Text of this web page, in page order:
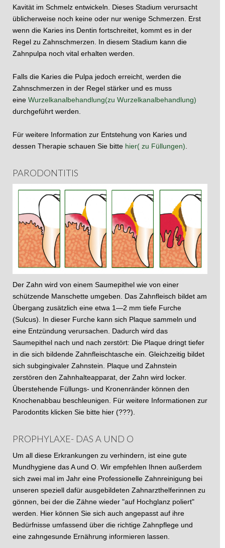
Kavität im Schmelz entwickeln. Dieses Stadium verursacht
üblicherweise noch keine oder nur wenige Schmerzen. Erst
wenn die Karies ins Dentin fortschreitet, kommt es in der
Regel zu Zahnschmerzen. In diesem Stadium kann die
Zahnpulpa noch vital erhalten werden.
Falls die Karies die Pulpa jedoch erreicht, werden die
Zahnschmerzen in der Regel stärker und es muss
eine Wurzelkanalbehandlung(zu Wurzelkanalbehandlung)
durchgeführt werden.
Für weitere Information zur Entstehung von Karies und
dessen Therapie schauen Sie bitte hier( zu Füllungen)
PARODONTITIS
Der Zahn wird von einem Saumepithel wie von einer
schützende Manschette umgeben. Das Zahnfleisch bildet am
Übergang zusätzlich eine etwa 1—2 mm tiefe Furche
(Sulcus). In dieser Furche kann sich Plaque sammeln und
eine Entzündung verursachen. Dadurch wird das
Saumepithel nach und nach zerstört: Die Plaque dringt tiefer
in die sich bildende Zahnfleischtasche ein. Gleichzeitig bildet
sich subgingivaler Zahnstein. Plaque und Zahnstein
zerstören den Zahnhalteapparat, der Zahn wird locker.
Überstehende Füllungs- und Kronenränder können den
Knochenabbau beschleunigen. Für weitere Informationen zur
Parodontits klicken Sie bitte hier (???).
PROPHYLAXE- DAS A UND O
Um all diese Erkrankungen zu verhindern, ist eine gute
Mundhygiene das A und O. Wir empfehlen Ihnen außerdem
sich zwei mal im Jahr eine Professionelle Zahnreinigung bei
unseren speziell dafür ausgebildeten Zahnarzthelferinnen zu
gönnen, bei der die Zähne wieder "auf Hochglanz poliert"
werden. Hier können Sie sich auch angepasst auf ihre
Bedürfnisse umfassend über die richtige Zahnpflege und
eine zahngesunde Ernährung informieren lassen.